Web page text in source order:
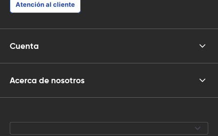
Atención al cliente
Cuenta
Acerca de nosotros